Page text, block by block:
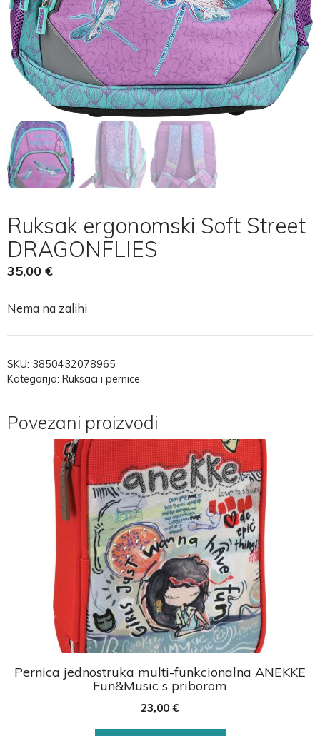
Ruksak ergonomski Soft Street
DRAGONFLIES
35,00 €
Nema na zalihi
SKU: 3850432078965
Kategorija: Ruksaci i pernice
Povezani proizvodi
Pernica jednostruka multi-funkcionalna ANEKKE
Fun&Music s priborom
23,00 €